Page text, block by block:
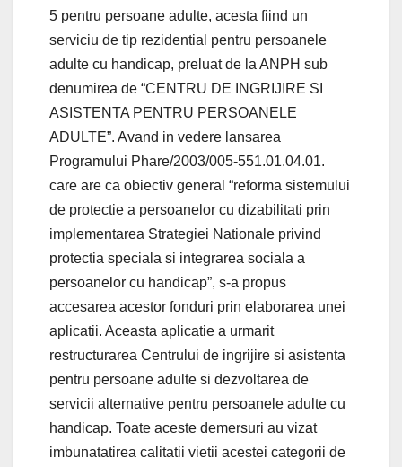
5 pentru persoane adulte, acesta fiind un
serviciu de tip rezidential pentru persoanele
adulte cu handicap, preluat de la ANPH sub
denumirea de “CENTRU DE INGRIJIRE SI
ASISTENTA PENTRU PERSOANELE
ADULTE”. Avand in vedere lansarea
Programului Phare/2003/005-551.01.04.01.
care are ca obiectiv general “reforma sistemului
de protectie a persoanelor cu dizabilitati prin
implementarea Strategiei Nationale privind
protectia speciala si integrarea sociala a
persoanelor cu handicap”, s-a propus
accesarea acestor fonduri prin elaborarea unei
aplicatii. Aceasta aplicatie a urmarit
restructurarea Centrului de ingrijire si asistenta
pentru persoane adulte si dezvoltarea de
servicii alternative pentru persoanele adulte cu
handicap. Toate aceste demersuri au vizat
imbunatatirea calitatii vietii acestei categorii de